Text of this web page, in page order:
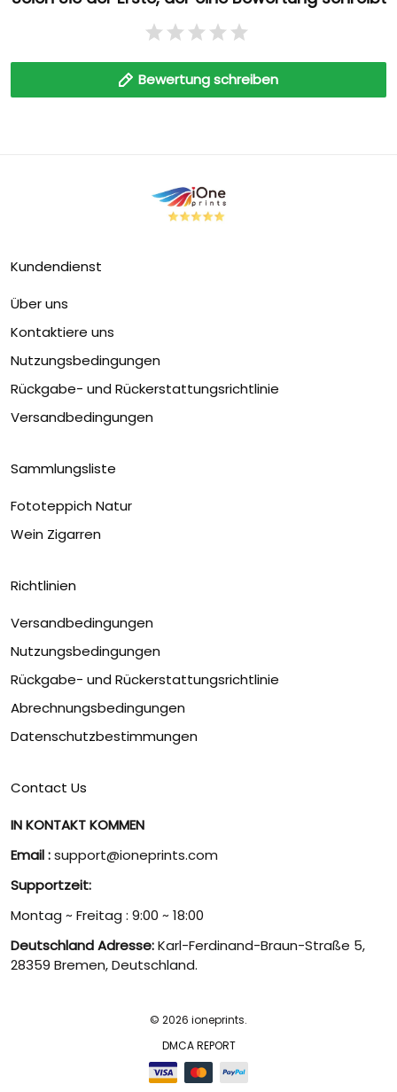
Bewertung schreiben
Kundendienst
Über uns
Kontaktiere uns
Nutzungsbedingungen
Rückgabe- und Rückerstattungsrichtlinie
Versandbedingungen
Sammlungsliste
Fototeppich Natur
Wein Zigarren
Richtlinien
Versandbedingungen
Nutzungsbedingungen
Rückgabe- und Rückerstattungsrichtlinie
Abrechnungsbedingungen
Datenschutzbestimmungen
Contact Us
IN KONTAKT KOMMEN
Email :support@ioneprints.com
Supportzeit:
Montag ~ Freitag : 9:00 ~ 18:00
Deutschland Adresse:Karl-Ferdinand-Braun-Straße 5,
28359 Bremen, Deutschland.
© 2026 ioneprints.
DMCA REPORT